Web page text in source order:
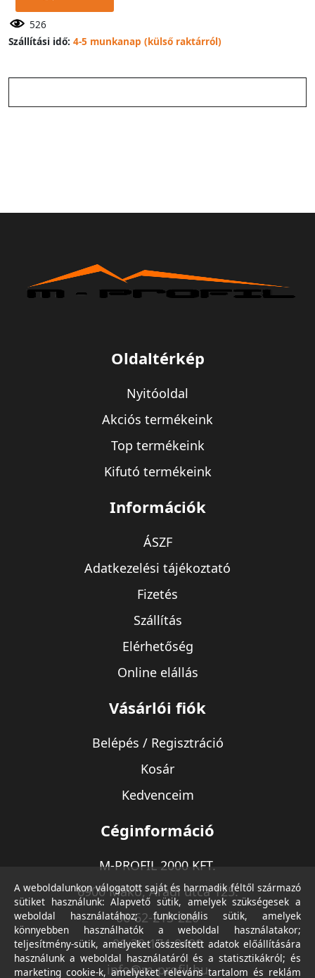
526
Szállítási idő: 4-5 munkanap (külső raktárról)
Oldaltérkép
Nyitóoldal
Akciós termékeink
Top termékeink
Kifutó termékeink
Információk
ÁSZF
Adatkezelési tájékoztató
Fizetés
Szállítás
Elérhetőség
Online elállás
Vásárlói fiók
Belépés / Regisztráció
Kosár
Kedvenceim
Céginformáció
M-PROFIL 2000 KFT.
6900 Makó, Aradi utca 125.
06-62-213-220
06-30-174-9490
info@m-profil.hu
A weboldalunkon válogatott saját és harmadik féltől származó
sütiket használunk: Alapvető sütik, amelyek szükségesek a
weboldal használatához; funkcionális sütik, amelyek
könnyebben használhatók a weboldal használatakor;
teljesítmény-sütik, amelyeket összesített adatok előállítására
használunk a weboldal használatáról és a statisztikákról; és
marketing cookie-k, amelyeket releváns tartalom és reklám